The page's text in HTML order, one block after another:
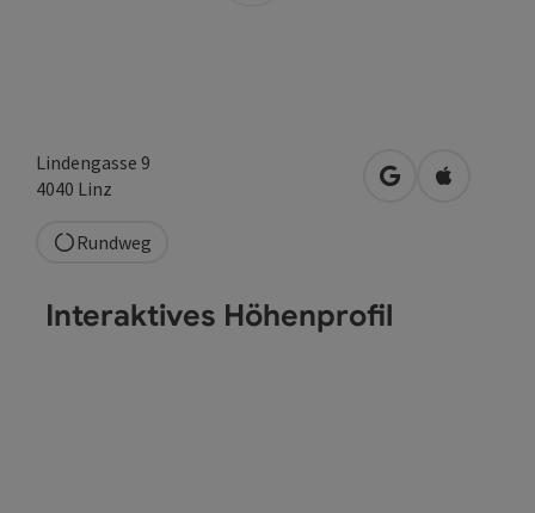
Lindengasse 9
4040 Linz in Google Maps
in Apple
Rundweg
Interaktives Höhenprofil